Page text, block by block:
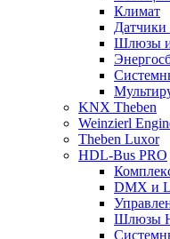
Климат
Шлюзы и
KNX Theben
Weinzierl
Theben Luxor
HDL-Bus PRO
DMX и
Шлюзы